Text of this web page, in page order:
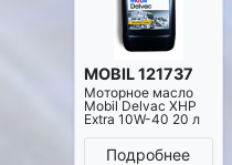
MOBIL 121737
Моторное масло
Mobil Delvac XHP
Extra 10W-40 20 л
Подробнее